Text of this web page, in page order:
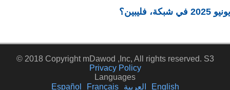
© 2018 Copyright mDawod ,Inc, All rights reserved. S3
Privacy Policy
Languages
English
العربية Español Français